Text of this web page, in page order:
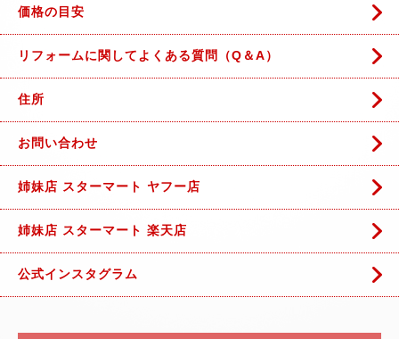
価格の目安
リフォームに関してよくある質問（Q＆A）
住所
お問い合わせ
姉妹店 スターマート ヤフー店
姉妹店 スターマート 楽天店
公式インスタグラム